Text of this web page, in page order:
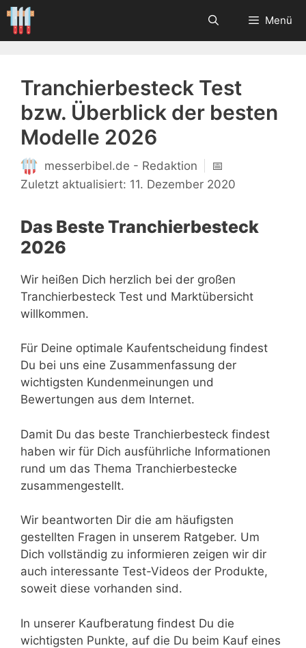
Zum
Inhalt
springen
Menü
Tranchierbesteck Test
bzw. Überblick der besten
Modelle 2026
messerbibel.de - Redaktion
📅
11. Dezember 2020
Das Beste Tranchierbesteck
2026
Wir heißen Dich herzlich bei der großen
Tranchierbesteck Test und Marktübersicht
willkommen.
Für Deine optimale Kaufentscheidung findest
Du bei uns eine Zusammenfassung der
wichtigsten Kundenmeinungen und
Bewertungen aus dem Internet.
Damit Du das beste Tranchierbesteck findest
haben wir für Dich ausführliche Informationen
rund um das Thema Tranchierbestecke
zusammengestellt.
Wir beantworten Dir die am häufigsten
gestellten Fragen in unserem Ratgeber. Um
Dich vollständig zu informieren zeigen wir dir
auch interessante Test-Videos der Produkte,
soweit diese vorhanden sind.
In unserer Kaufberatung findest Du die
wichtigsten Punkte, auf die Du beim Kauf eines